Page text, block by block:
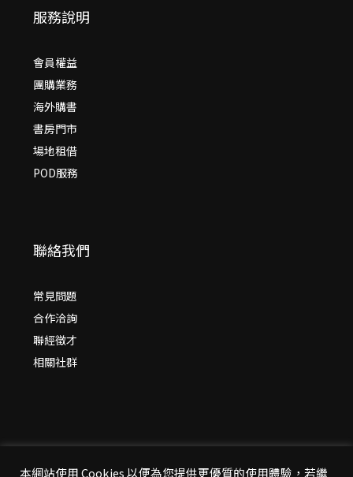
服務說明
會員權益
團購業務
海外購書
書房門市
場地租借
POD服務
聯絡我們
常見問題
合作洽詢
聯經徵才
相關社群
本網站使用 Cookies 以便為您提供更優質的使用體驗，若繼